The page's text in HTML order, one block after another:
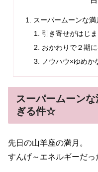
スーパームーンな
引き寄せがはじま
おかわりで２期
ノウハウ×ゆめ
スーパームーン
ぎる件☆
先日の山羊座の満月。
すんげ～エネルギーだ